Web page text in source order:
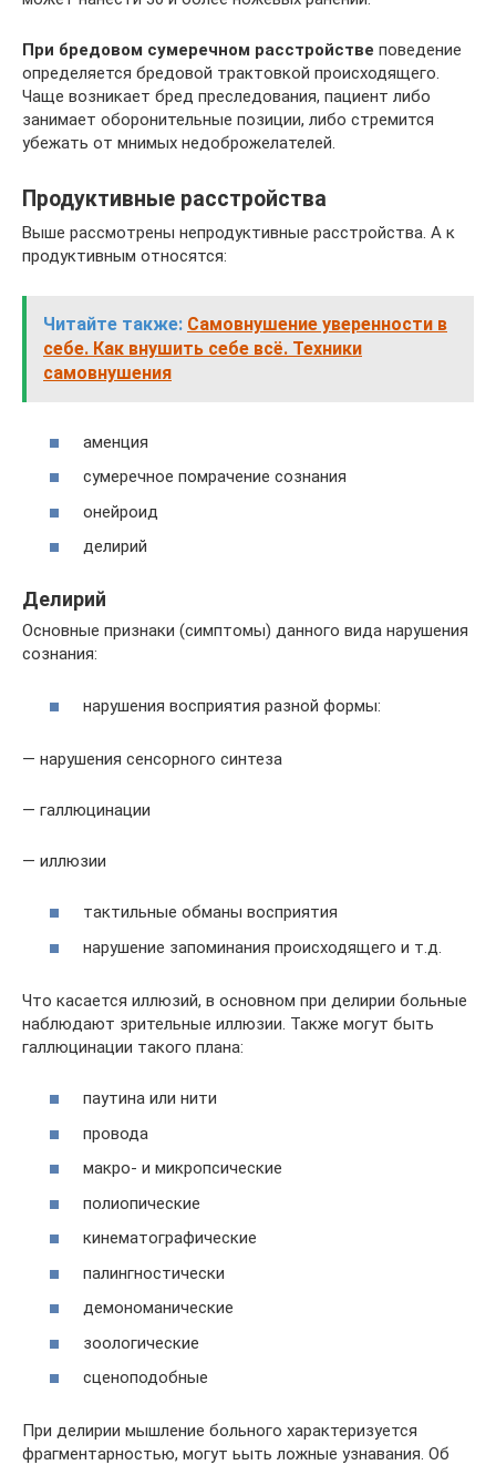
При бредовом сумеречном расстройстве поведение
определяется бредовой трактовкой происходящего.
Чаще возникает бред преследования, пациент либо
занимает оборонительные позиции, либо стремится
убежать от мнимых недоброжелателей.
Продуктивные расстройства
Выше рассмотрены непродуктивные расстройства. А к
продуктивным относятся:
Читайте также: Самовнушение уверенности в
себе. Как внушить себе всё. Техники
самовнушения
аменция
сумеречное помрачение сознания
онейроид
делирий
Делирий
Основные признаки (симптомы) данного вида нарушения
сознания:
нарушения восприятия разной формы:
— нарушения сенсорного синтеза
— галлюцинации
— иллюзии
тактильные обманы восприятия
нарушение запоминания происходящего и т.д.
Что касается иллюзий, в основном при делирии больные
наблюдают зрительные иллюзии. Также могут быть
галлюцинации такого плана:
паутина или нити
провода
макро- и микропсические
полиопические
кинематографические
палингностически
демономанические
зоологические
сценоподобные
При делирии мышление больного характеризуется
фрагментарностью, могут ьыть ложные узнавания. Об